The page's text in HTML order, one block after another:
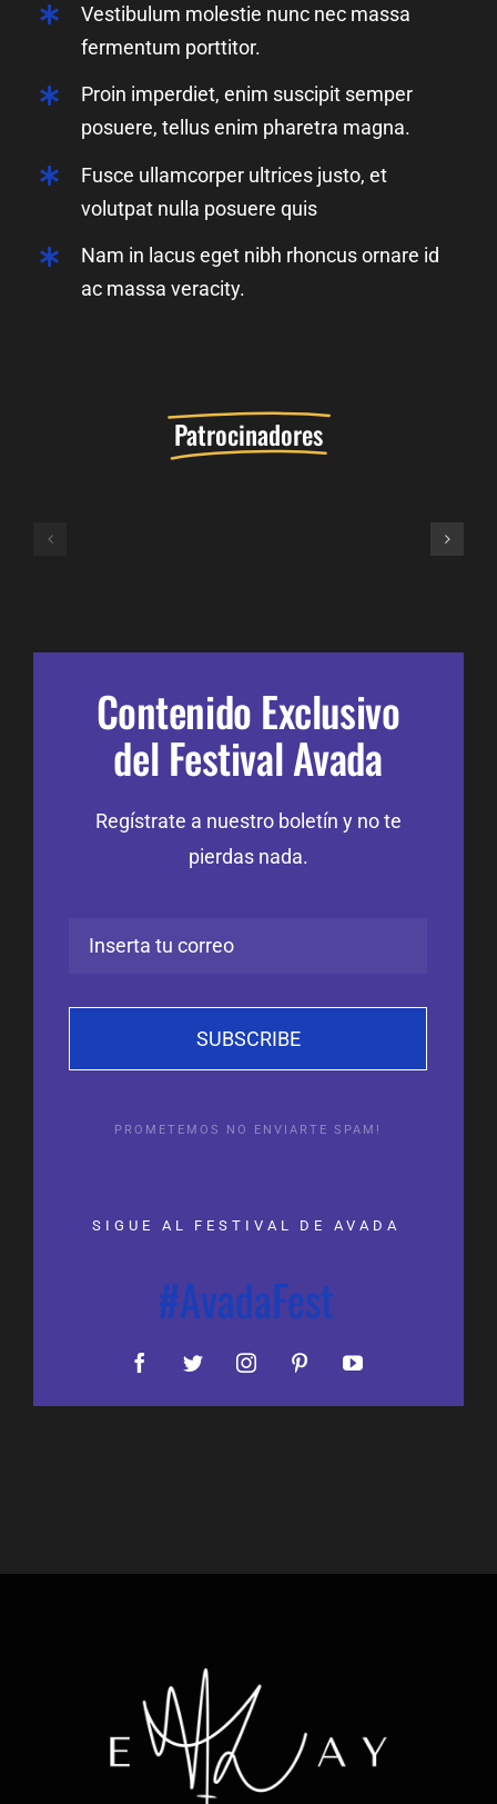
Vestibulum molestie nunc nec massa
fermentum porttitor.
Proin imperdiet, enim suscipit semper
posuere, tellus enim pharetra magna.
Fusce ullamcorper ultrices justo, et
volutpat nulla posuere quis
Nam in lacus eget nibh rhoncus ornare id
ac massa veracity.
Patrocinadores
Contenido Exclusivo
del Festival Avada
Regístrate a nuestro boletín y no te
pierdas nada.
SUBSCRIBE
PROMETEMOS NO ENVIARTE SPAM!
SIGUE AL FESTIVAL DE AVADA